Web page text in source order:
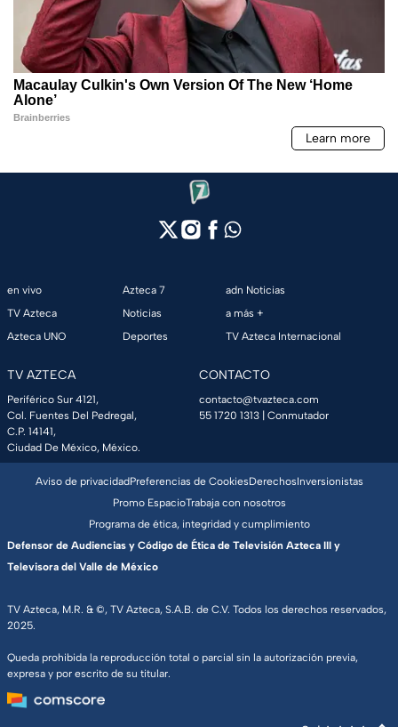
en vivo
TV Azteca
Azteca UNO
Azteca 7
Noticias
Deportes
adn Noticias
a más +
TV Azteca Internacional
TV AZTECA
Periférico Sur 4121,
Col. Fuentes Del Pedregal,
C.P. 14141,
Ciudad De México, México.
CONTACTO
contacto@tvazteca.com
55 1720 1313 | Conmutador
TV Azteca, M.R. & ©, TV Azteca, S.A.B. de C.V. Todos los derechos reservados,
2025.
Queda prohibida la reproducción total o parcial sin la autorización previa,
expresa y por escrito de su titular.
Aviso de privacidadPreferencias de CookiesDerechosInversionistas
Promo EspacioTrabaja con nosotros
Programa de ética, integridad y cumplimiento
Defensor de Audiencias y Código de Ética de Televisión Azteca III y
Televisora del Valle de México